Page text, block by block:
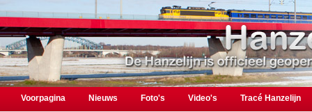
Voorpagina Nieuws Foto's Video's Tracé Hanzelijn